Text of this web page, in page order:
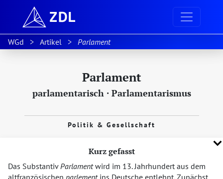
WGd Artikel Parlament
Parlament
parlamentarisch· Parlamentarismus
Politik & Gesellschaft
Kurz gefasst
Das SubstantivParlamentwird im 13. Jahrhundert aus dem
altfranzösischen parlementins Deutsche entlehnt. Zunächst